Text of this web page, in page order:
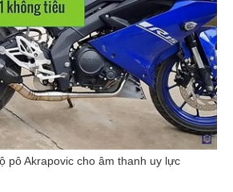
pô Akrapovic cho âm thanh uy lực